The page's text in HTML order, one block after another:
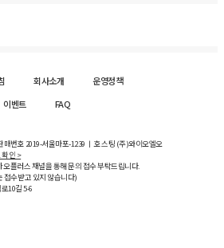
회사소개
운영정책
이벤트 FAQ
매번호 2019-서울마포-1239 ㅣ 호스팅 (주)와이오엘오
확인 >
플러스 채널을 통해 문의 접수 부탁드립니다.
접수받고 있지 않습니다)
로10길5-6